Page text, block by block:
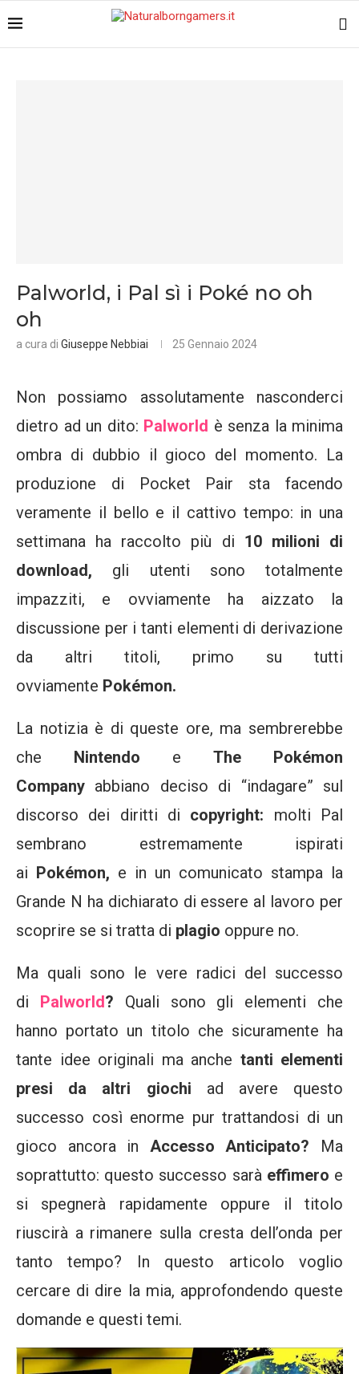
Palworld, i Pal sì i Poké no oh
oh
a cura di Giuseppe Nebbiai 25 Gennaio 2024
Non possiamo assolutamente nasconderci
dietro ad un dito: Palworld è senza la minima
ombra di dubbio il gioco del momento. La
produzione di Pocket Pair sta facendo
veramente il bello e il cattivo tempo: in una
settimana ha raccolto più di 10 milioni di
download, gli utenti sono totalmente
impazziti, e ovviamente ha aizzato la
discussione per i tanti elementi di derivazione
da altri titoli, primo su tutti
ovviamente Pokémon.
La notizia è di queste ore, ma sembrerebbe
che
Nintendo e The Pokémon
Company abbiano deciso di “indagare” sul
discorso dei diritti di copyright: molti Pal
sembrano estremamente ispirati
ai Pokémon, e in un comunicato stampa la
Grande N ha dichiarato di essere al lavoro per
scoprire se si tratta di plagio oppure no.
Ma quali sono le vere radici del successo
di
Palworld? Quali sono gli elementi che
hanno portato un titolo che sicuramente ha
tante idee originali ma anche tanti elementi
presi da altri giochi ad avere questo
successo così enorme pur trattandosi di un
gioco ancora in Accesso Anticipato?
Ma
soprattutto: questo successo sarà effimero e
si spegnerà rapidamente oppure il titolo
riuscirà a rimanere sulla cresta dell’onda per
tanto tempo? In questo articolo voglio
cercare di dire la mia, approfondendo queste
domande e questi temi.